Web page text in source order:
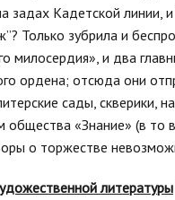
задах Кадетской
Только зубрила и
милосердия», и два
ордена; отсюда они
сады, скверики,
«Знание» (в то
о торжестве
литературы